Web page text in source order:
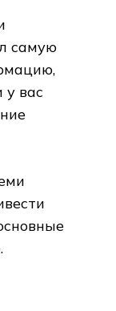
самую
у вас